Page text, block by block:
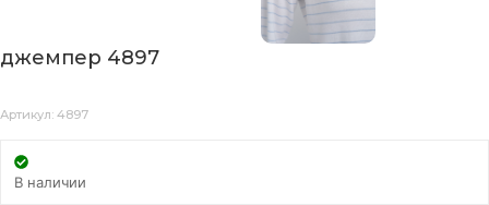
джемпер 4897
Артикул: 4897
В наличии